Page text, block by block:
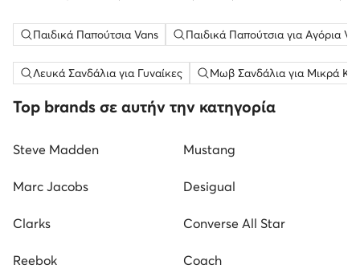
Παιδικά Παπούτσια Vans Παιδικά Παπούτσια για Αγόρια
Λευκά Σανδάλια για Γυναίκες Μωβ Σανδάλια για Μικρά
Top brands σε αυτήν την κατηγορία
Steve Madden Mustang
Marc Jacobs Desigual
Clarks Converse All Star
Reebok Coach